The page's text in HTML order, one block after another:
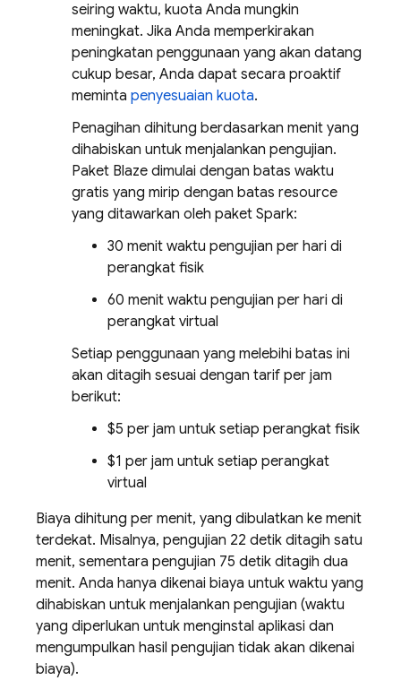
seiring waktu, kuota Anda mungkin
meningkat. Jika Anda memperkirakan
peningkatan penggunaan yang akan datang
cukup besar, Anda dapat secara proaktif
meminta penyesuaian kuota.
Penagihan dihitung berdasarkan menit yang
dihabiskan untuk menjalankan pengujian.
Paket Blaze dimulai dengan batas waktu
gratis yang mirip dengan batas resource
yang ditawarkan oleh paket Spark:
30 menit waktu pengujian per hari di
perangkat fisik
60 menit waktu pengujian per hari di
perangkat virtual
Setiap penggunaan yang melebihi batas ini
akan ditagih sesuai dengan tarif per jam
berikut:
$5 per jam untuk setiap perangkat fisik
$1 per jam untuk setiap perangkat
virtual
Biaya dihitung per menit, yang dibulatkan ke menit
terdekat. Misalnya, pengujian 22 detik ditagih satu
menit, sementara pengujian 75 detik ditagih dua
menit. Anda hanya dikenai biaya untuk waktu yang
dihabiskan untuk menjalankan pengujian (waktu
yang diperlukan untuk menginstal aplikasi dan
mengumpulkan hasil pengujian tidak akan dikenai
biaya).